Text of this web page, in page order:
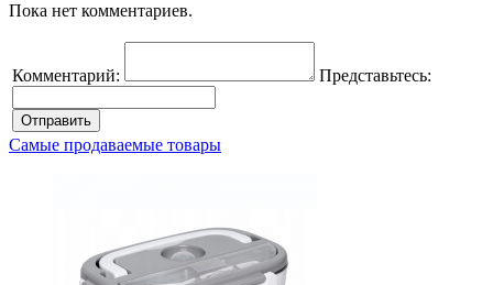
Пока нет комментариев.
Комментарий: Представьтесь:
Самые продаваемые товары